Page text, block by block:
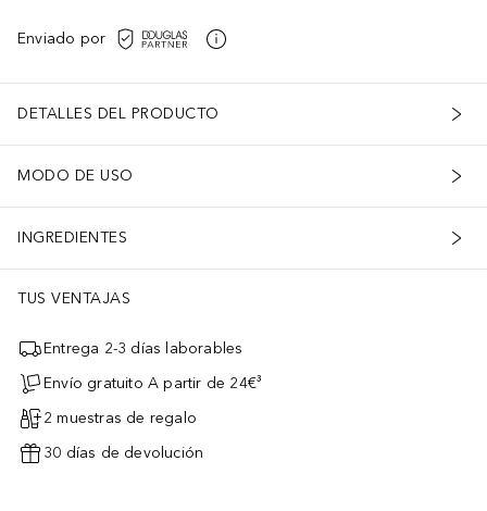
Enviado por
DETALLES DEL PRODUCTO
MODO DE USO
INGREDIENTES
TUS VENTAJAS
Entrega 2-3 días laborables
Envío gratuito A partir de 24€³
2 muestras de regalo
30 días de devolución